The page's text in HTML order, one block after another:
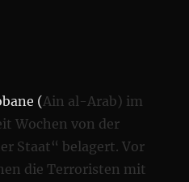
(Ain al-Arab) im
Wochen von der
Staat“ belagert. Vor
die Terroristen mit